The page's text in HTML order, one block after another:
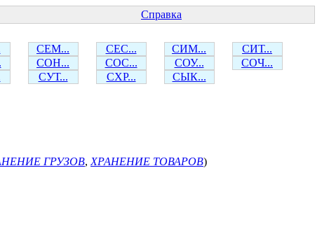
Справка
СЕМ... СЕС... СИМ...
СИТ...
СОН... СОС... СОУ...
СОЧ...
СУТ... СХР... СЫК...
ГРУЗОВ, ХРАНЕНИЕ ТОВАРОВ)